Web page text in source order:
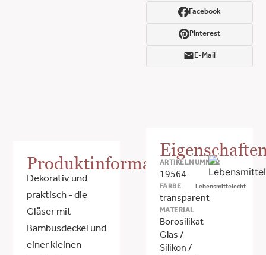
Facebook
Pinterest
E-Mail
Produktinformationen
Dekorativ und
praktisch - die
Gläser mit
Bambusdeckel und
einer kleinen
ARTIKELNUMMER
19564
FARBE
transparent
MATERIAL
Borosilikat
Glas /
Silikon /
Lebensmittelecht